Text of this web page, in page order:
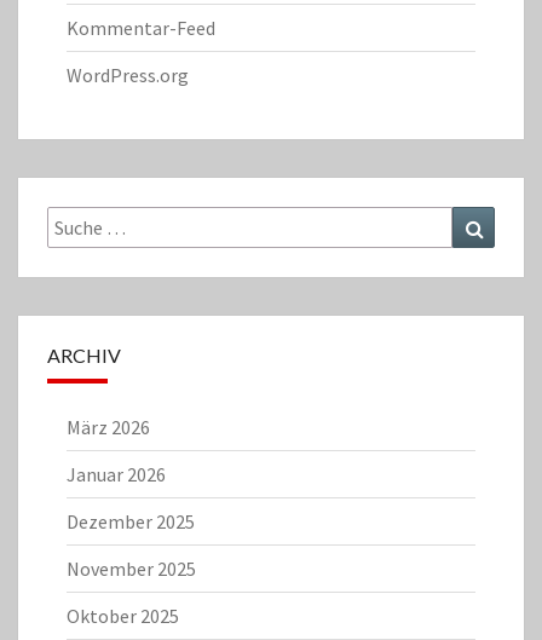
Kommentar-Feed
WordPress.org
Suche
nach:
ARCHIV
März 2026
Januar 2026
Dezember 2025
November 2025
Oktober 2025